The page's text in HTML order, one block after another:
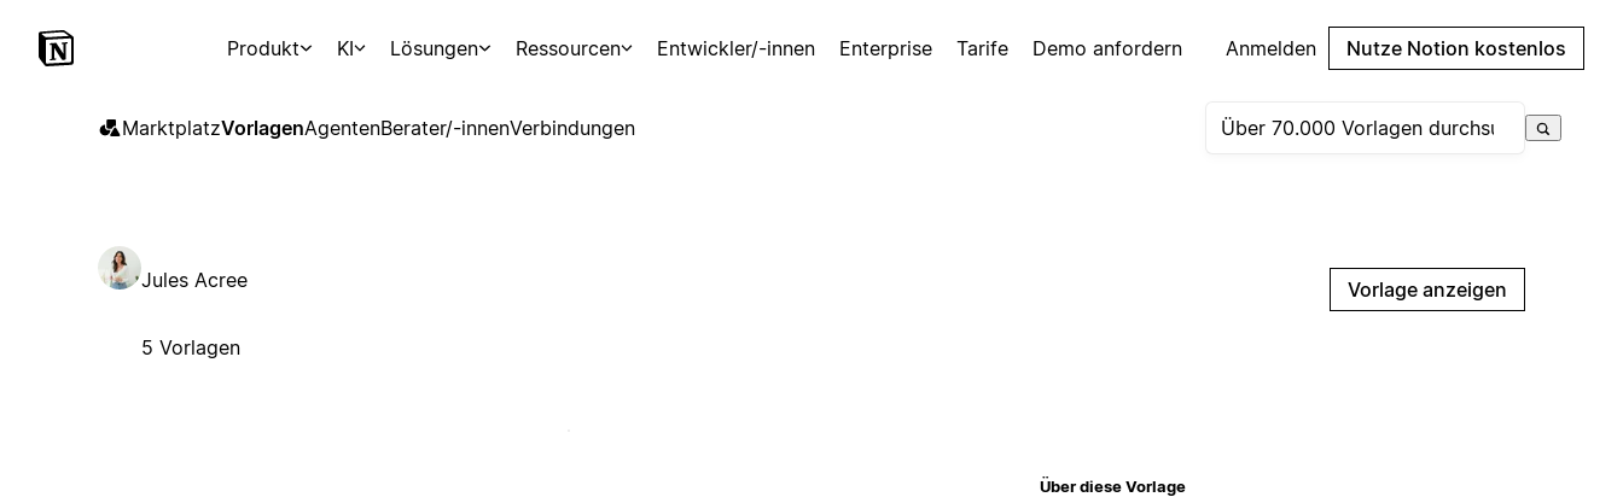
Produkt KI Lösungen Ressourcen Entwickler/-innen Enterprise Tarife Demo anfordern Anmelden Nutze Notion kostenlos
MarktplatzVorlagenAgentenBerater/-innenVerbindungen
Jules Acree
5 Vorlagen
Vorlage anzeigen
Über diese Vorlage